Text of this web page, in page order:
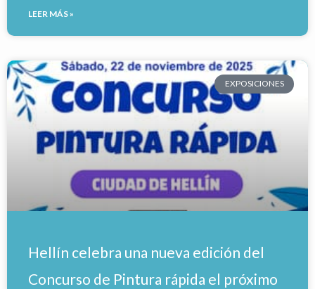
LEER MÁS »
EXPOSICIONES
Hellín celebra una nueva edición del
Concurso de Pintura rápida el próximo